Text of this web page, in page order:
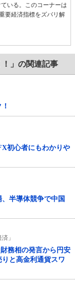
いる。このコーナーは
要経済指標をズバリ解
」の関連記事
初心者にもわかりや
半導体競争で中国
」
務相の発言から円安
と高金利通貨スワ